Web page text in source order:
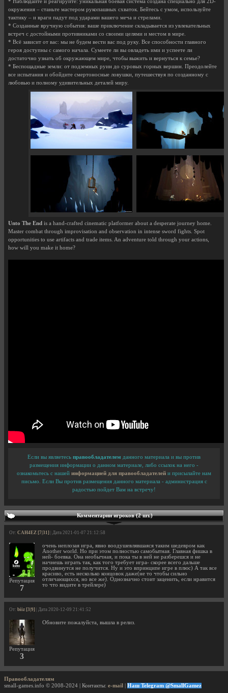
* Наблюдайте и реагируйте: уникальная боевая система создана специально для 2D-
окружения – станьте мастером рукопашных схваток. Бейтесь с умом, используйте
тактику – и враги падут под ударами вашего меча и стрелами.
* Созданные вручную события: ваше приключение складывается из увлекательных
встреч с достойными противниками со своими целями и местом в мире.
* Всё зависит от вас: мы не будем вести вас под руку. Все способности главного
героя доступны с самого начала. Сумеете ли вы овладеть ими и успеете ли
достаточно узнать об окружающем мире, чтобы выжить и вернуться к семье?
* Беспощадные земли: от подземных руин до суровых горных вершин. Преодолейте
все испытания и обойдите смертоносные ловушки, путешествуя по созданному с
любовью и полному удивительных деталей миру.
Unto The End is a hand-crafted cinematic platformer about a desperate journey home.
Master combat through improvisation and observation in intense sword fights. Spot
opportunities to use artifacts and trade items. An adventure told through your actions,
how will you make it home?
Если вы являетесь правообладателем данного материала и вы против
размещения информации о данном материале, либо ссылок на него -
ознакомьтесь с нашей информацией для правообладателей и присылайте нам
письмо. Если Вы против размещения данного материала - администрация с
радостью пойдет Вам на встречу!
Комментарии игроков (2 шт.)
От: CAH4EZ [7|31] | Дата 2021-01-07 21:12:58
Репутация
7
очень неплозая игра, явно воодушевлявшаяся таким шедевром как
Another world. Но при этом полностью самобытная. Главная фишка в
ней- боевка. Она необычная, и пока ты в ней не разберешся и не
начнешь играть так, как того требует игра- скорее всего дальше
продвинутся не получится. Ну и это впринципе игре в плюс) А так все
красиво, есть несколько концовок даже(не то чтобы сильно
отличающихся, но все же). Однозначно стоит заценить, если нравится
то что видите в трейлере)
От: biiz [3|9] | Дата 2020-12-09 21:41:52
Репутация
3
Обновите пожалуйста, вышла в релиз.
Правообладателям
small-games.info © 2008-2024 | Контакты: e-mail Наш Telegram @SmallGamez